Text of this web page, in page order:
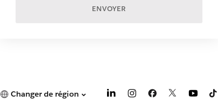
ENVOYER
Changer de région